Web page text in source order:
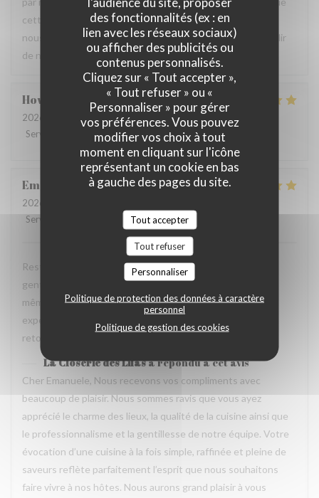
des fonctionnalités (ex : en
lien avec les réseaux sociaux)
ou afficher des publicités ou
contenus personnalisés.
Cliquez sur « Tout accepter »,
« Tout refuser » ou «
Personnaliser » pour gérer
vos préférences. Vous pouvez
modifier vos choix à tout
moment en cliquant sur l'icône
représentant un cookie en bas
à gauche des pages du site.
Tout accepter
Tout refuser
Personnaliser
Politique de protection des données à caractère
personnel
Politique de gestion des cookies
cette expérience a contribué à la réussite de votre repas
nous fait très plaisir. Nous serons heureux de vous accueillir
de nouveau à La Closerie des Lilas ✨
Howard
2026-07-31
- 20:15 - Couverts 4
Service
Ambiance: 5/5 Cuisine:5/5 Qualité / Prix
Emanuele C
2026-07-31
Service
5/5 Cuisine:5
Restaurant tres agreable, personnel avec expertise, tres
gentil et amable avec esprit! Cuisine simple et raffiné au
même temps, avec goût. Location charmante, pour un
experience que merece de retourner plusieur fois. Je
retournerai
La Closerie des Lilasa répondu à cet avis
Cher Emanuele, Nous recevons vos compliments avec
beaucoup de plaisir. Nous sommes ravis que vous ayez
apprécié le charme des lieux, la qualité de la cuisine ainsi que
le professionnalisme et la gentillesse de notre équipe. Votre
évocation d’une cuisine à la fois simple, raffinée et pleine de
saveurs reflète parfaitement l’esprit que nous souhaitons
faire vivre à nos hôtes. Nous aurons grand plaisir à vous